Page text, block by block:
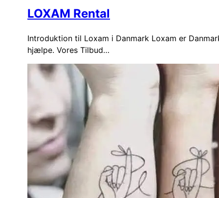
LOXAM Rental
Introduktion til Loxam i Danmark Loxam er
hjælpe. Vores Tilbud…